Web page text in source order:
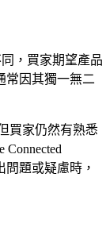
，買家期望產品
常因其獨一無二
買家仍然有熟悉
Connected
問題或疑慮時，